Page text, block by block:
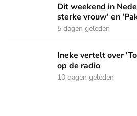
Dit weekend in Nederland Zingt:
Dit weekend in
sterke vrouw' en
5 dagen geleden
Ineke vertelt over 'Toekomst vol
Ineke vertelt over
op de radio
10 dagen geleden